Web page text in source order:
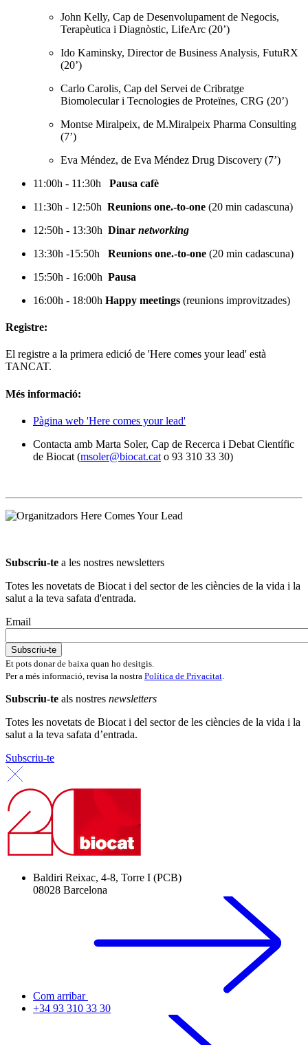
John Kelly, Cap de Desenvolupament de Negocis,
Terapèutica i Diagnòstic, LifeArc (20’)
Ido Kaminsky, Director de Business Analysis, FutuRX
(20’)
Carlo Carolis, Cap del Servei de Cribratge
Biomolecular i Tecnologies de Proteïnes, CRG (20’)
Montse Miralpeix, de M.Miralpeix Pharma Consulting
(7’)
Eva Méndez, de Eva Méndez Drug Discovery (7’)
11:00h - 11:30h Pausa cafè
11:30h - 12:50h Reunions one.-to-one (20 min cadascuna)
12:50h - 13:30h Dinar networking
13:30h -15:50h
Reunions one.-to-one (20 min cadascuna)
15:50h - 16:00h Pausa
16:00h - 18:00h Happy meetings (reunions improvitzades)
Registre:
El registre a la primera edició de 'Here comes your lead' està
TANCAT.
Més informació:
Pàgina web 'Here comes your lead'
Contacta amb Marta Soler, Cap de Recerca i Debat Científic
de Biocat (msoler@biocat.cat o 93 310 33 30)
Subscriu-te a les nostres newsletters
Totes les novetats de Biocat i del sector de les ciències de la vida i la
salut a la teva safata d'entrada.
Email
Et pots donar de baixa quan ho desitgis.
Per a més informació, revisa la nostra Política de Privacitat
Subscriu-te als nostres newsletters
Totes les novetats de Biocat i del sector de les ciències de la vida i la
salut a la teva safata d’entrada.
Subscriu-te
Baldiri Reixac, 4-8, Torre I (PCB)
08028 Barcelona
Com arribar
+34 93 310 33 30